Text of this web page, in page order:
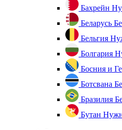
Бахрейн
Беларусь
Бельгия
Болгария
Босния и
Ботсвана
Бразилия
Бутан